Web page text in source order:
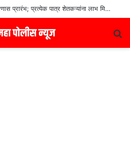
कर्जमुक्ती योजनेच्या लाभ वितरणास प्रारंभ; प्रत्येक पात्र शेतकऱ्यांना लाभ मिळणार– मुख्यमंत्री देवेंद्र फडणवीस